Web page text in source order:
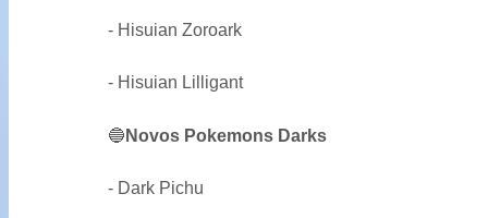
- Hisuian Zoroark
- Hisuian Lilligant
🔵 Novos Pokemons Darks
- Dark Pichu